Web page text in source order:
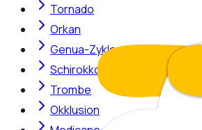
Tornado
Orkan
Genua-Zyklone
Schirokko
Trombe
Okklusion